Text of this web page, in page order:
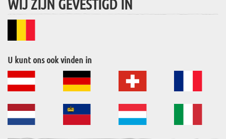
WIJ ZIJN GEVESTIGD IN
U kunt ons ook vinden in